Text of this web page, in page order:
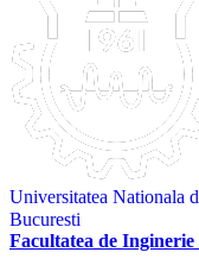
Universitatea Nationala
Bucuresti
Facultatea de